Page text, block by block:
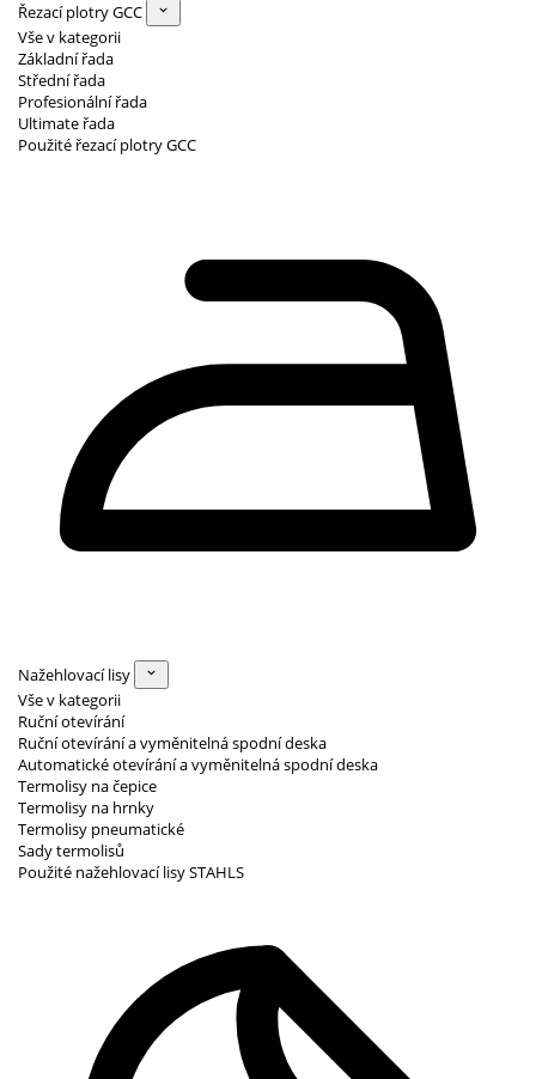
Řezací plotry GCC
Vše v kategorii
Základní řada
Střední řada
Profesionální řada
Ultimate řada
Použité řezací plotry GCC
Nažehlovací lisy
Vše v kategorii
Ruční otevírání
Ruční otevírání a vyměnitelná spodní deska
Automatické otevírání a vyměnitelná spodní deska
Termolisy na čepice
Termolisy na hrnky
Termolisy pneumatické
Sady termolisů
Použité nažehlovací lisy STAHLS